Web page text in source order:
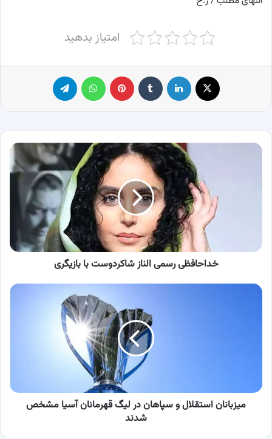
امتیاز بدهید
لینکدین ‫تامبلر پینترست
خداحافظی
خداحافظی رسمی الناز شاکردوست با بازیگری
میزبانان
مشخص
میزبانان استقلال و سپاهان در لیگ قهرمانان آسیا مشخص
شدند